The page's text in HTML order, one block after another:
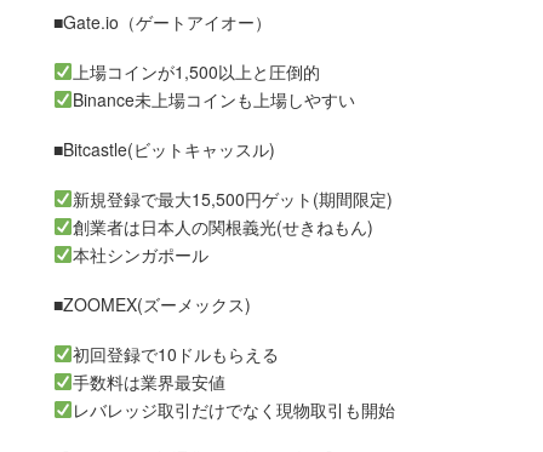
■Gate.io（ゲートアイオー）
上場コインが1,500以上と圧倒的
Binance未上場コインも上場しやすい
■Bitcastle(ビットキャッスル)
新規登録で最大15,500円ゲット(期間限定)
創業者は日本人の関根義光(せきねもん)
本社シンガポール
■ZOOMEX(ズーメックス)
初回登録で10ドルもらえる
手数料は業界最安値
レバレッジ取引だけでなく現物取引も開始